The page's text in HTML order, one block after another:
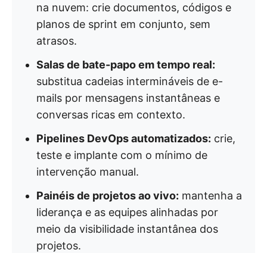
na nuvem: crie documentos, códigos e
planos de sprint em conjunto, sem
atrasos.
Salas de bate-papo em tempo real:
substitua cadeias intermináveis de e-
mails por mensagens instantâneas e
conversas ricas em contexto.
Pipelines DevOps automatizados: crie,
teste e implante com o mínimo de
intervenção manual.
Painéis de projetos ao vivo: mantenha a
liderança e as equipes alinhadas por
meio da visibilidade instantânea dos
projetos.